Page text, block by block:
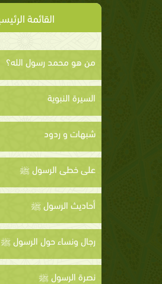
القائمة
من هو محمد رسول الله؟
السيرة النبوية
شبهات و ردود
على خطى الرسول ﷺ
أحاديث الرسول ﷺ
رجال ونساء حول الرسول ﷺ
نصرة الرسول ﷺ